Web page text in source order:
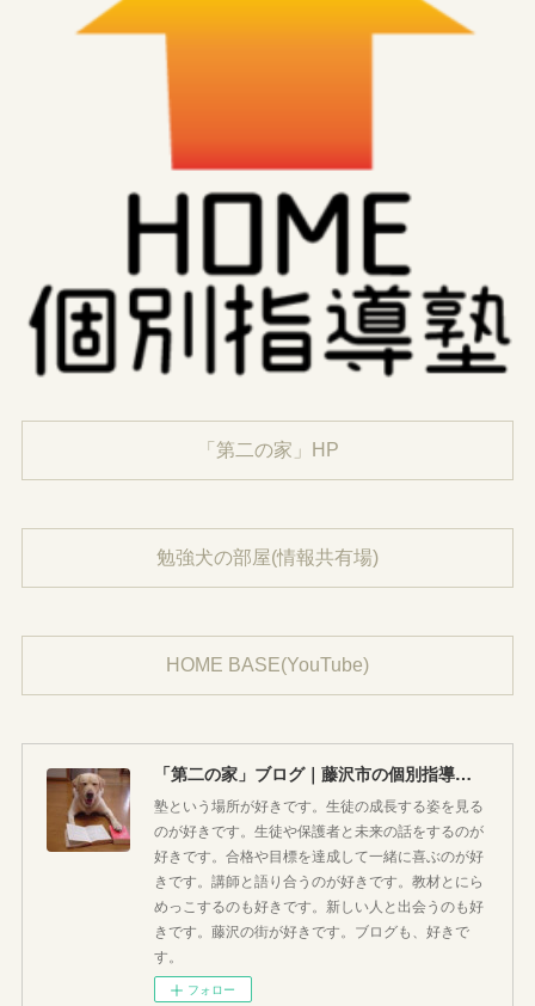
「第二の家」HP
勉強犬の部屋(情報共有場)
HOME BASE(YouTube)
「第二の家」ブログ｜藤沢市の個別指導塾のお話
塾という場所が好きです。生徒の成長する姿を見る
のが好きです。生徒や保護者と未来の話をするのが
好きです。合格や目標を達成して一緒に喜ぶのが好
きです。講師と語り合うのが好きです。教材とにら
めっこするのも好きです。新しい人と出会うのも好
きです。藤沢の街が好きです。ブログも、好きで
す。
フォロー